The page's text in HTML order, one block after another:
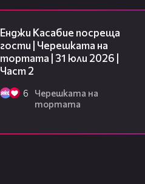
Енджи Касабие посреща
гости | Черешката на
тортата | 31 юли 2026 |
Част 2
6
Черешката на
тортата